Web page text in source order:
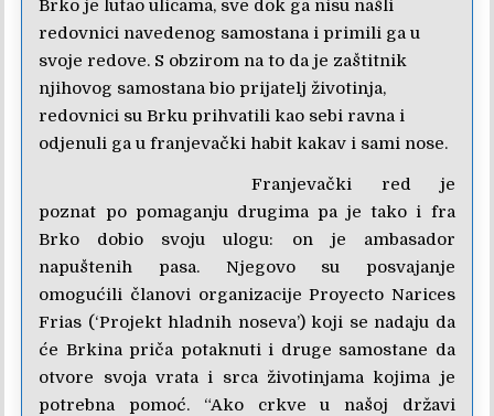
Brko je lutao ulicama, sve dok ga nisu našli
redovnici navedenog samostana i primili ga u
svoje redove. S obzirom na to da je zaštitnik
njihovog samostana bio prijatelj životinja,
redovnici su Brku prihvatili kao sebi ravna i
odjenuli ga u franjevački habit kakav i sami nose.
Franjevački red je
poznat po pomaganju drugima pa je tako i fra
Brko dobio svoju ulogu: on je ambasador
napuštenih pasa. Njegovo su posvajanje
omogućili članovi organizacije Proyecto Narices
Frias (‘Projekt hladnih noseva’) koji se nadaju da
će Brkina priča potaknuti i druge samostane da
otvore svoja vrata i srca životinjama kojima je
potrebna pomoć. “Ako crkve u našoj državi